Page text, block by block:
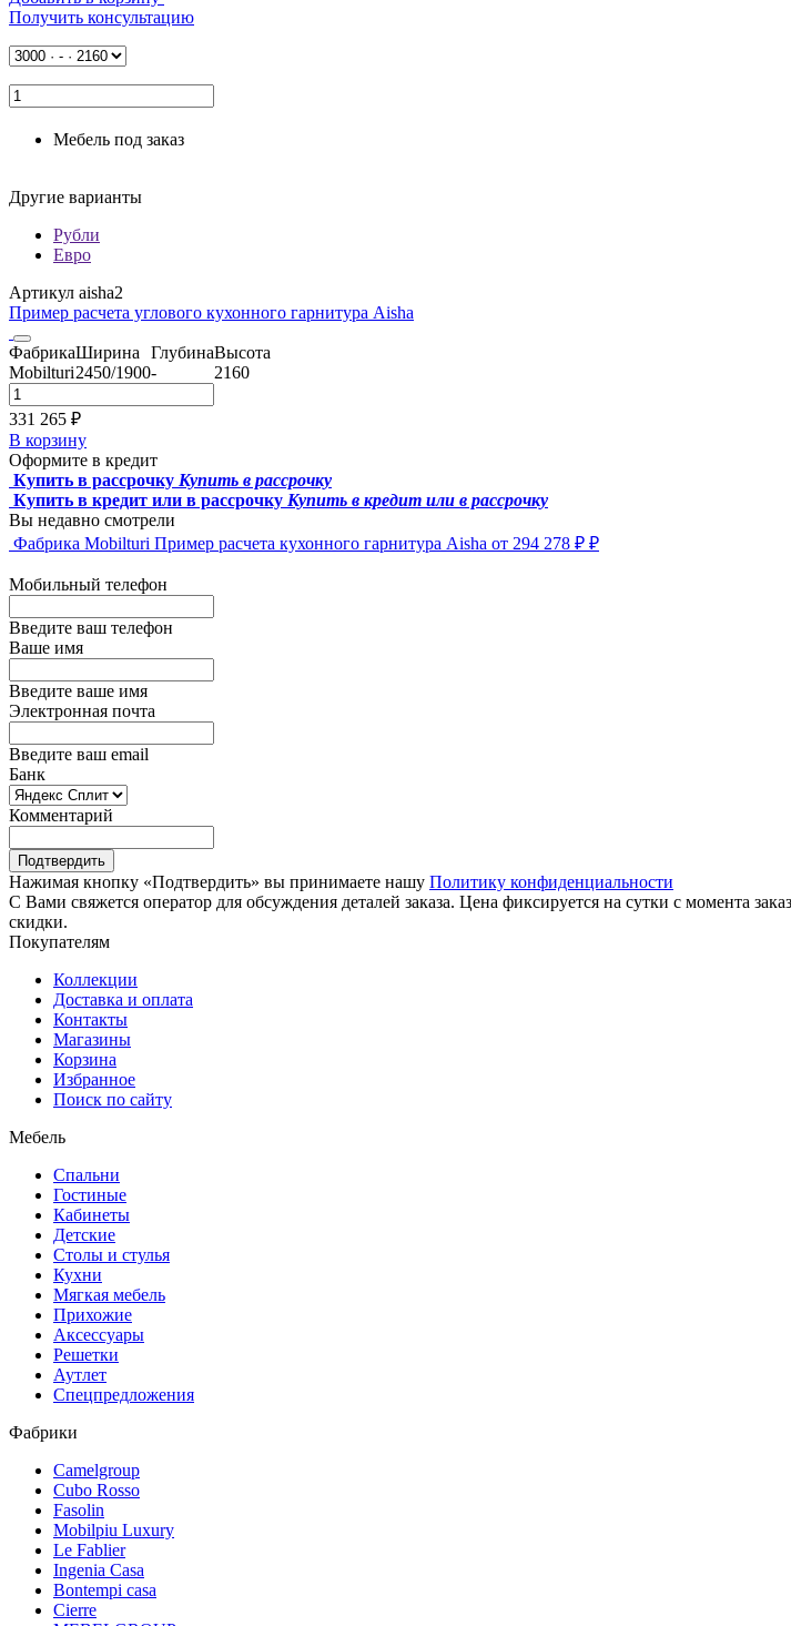
Получить консультацию
Мебель под заказ
Другие варианты
Рубли
Евро
Артикул aisha2
Пример расчета углового кухонного гарнитура Aisha
Фабрика
Mobilturi
Ширина
2450/1900
Глубина
-
Высота
2160
331 265 ₽
В корзину
Оформите в кредит
Купить в рассрочку Купить в рассрочку
Купить в кредит или в рассрочку Купить в кредит или в рассрочку
Вы недавно смотрели
Фабрика Mobilturi Пример расчета кухонного гарнитура Aisha от 294 278 ₽ ₽
Мобильный телефон
Введите ваш телефон
Ваше имя
Введите ваше имя
Электронная почта
Введите ваш email
Банк
Комментарий
Подтвердить
Нажимая кнопку «Подтвердить» вы принимаете нашу Политику конфиденциальности
С Вами свяжется оператор для обсуждения деталей заказа. Цена фиксируется на сутки с момента
скидки.
Покупателям
Коллекции
Доставка и оплата
Контакты
Магазины
Корзина
Избранное
Поиск по сайту
Мебель
Спальни
Гостиные
Кабинеты
Детские
Столы и стулья
Кухни
Мягкая мебель
Прихожие
Аксессуары
Решетки
Аутлет
Спецпредложения
Фабрики
Camelgroup
Cubo Rosso
Fasolin
Mobilpiu Luxury
Le Fablier
Ingenia Casa
Bontempi casa
Cierre